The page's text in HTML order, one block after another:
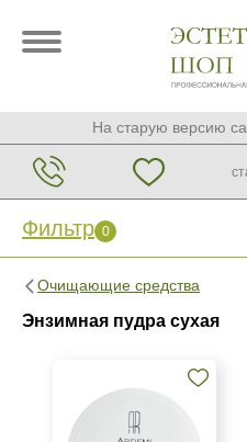
На старую версию
Фильтр 0
Очищающие средства
Энзимная пудра сухая
Фильтр 0
Страна